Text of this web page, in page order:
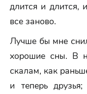
длится и длится,
все заново.
Лучше бы мне
хорошие сны. В
скалам, как
и теперь